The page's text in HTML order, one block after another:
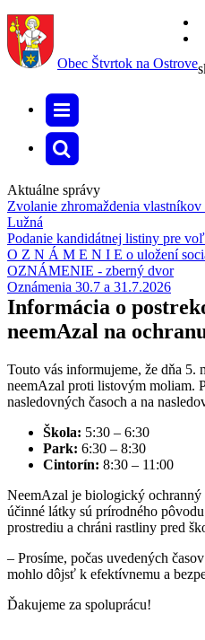
Obec Štvrtok na Ostrove
Aktuálne správy
Zvolanie zhromaždenia
Lužná
Podanie kandidátnej listiny pre
O Z N Á M E N I E o uložení
OZNÁMENIE - zberný dvor
Oznámenia 30.7 a 31.7.2026
Informácia o
neemAzal na
Touto vás informujeme, že dňa 5.
neemAzal proti listovým moliam.
nasledovných časoch a na
Škola: 5:30 – 6:30
Park: 6:30 – 8:30
Cintorín: 8:30 – 11:00
NeemAzal je biologický
účinné látky sú prírodného
prostrediu a chráni rastliny pred
– Prosíme, počas uvedených
mohlo dôjsť k efektívnemu a
Ďakujeme za spoluprácu!